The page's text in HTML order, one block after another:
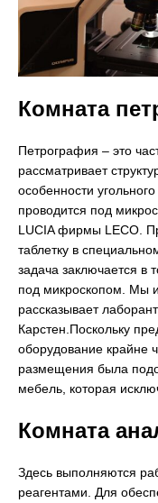
Комната
Петрография – это
рассматривает
особенности
проводится под
LUCIA фирмы LECO.
таблетку в
задача заключается в
под микроскопом. Мы
рассказывает
Карстен.Поскольку
оборудование крайне
размещения была
мебель, которая
Комната
Здесь выполняются
реагентами. Для